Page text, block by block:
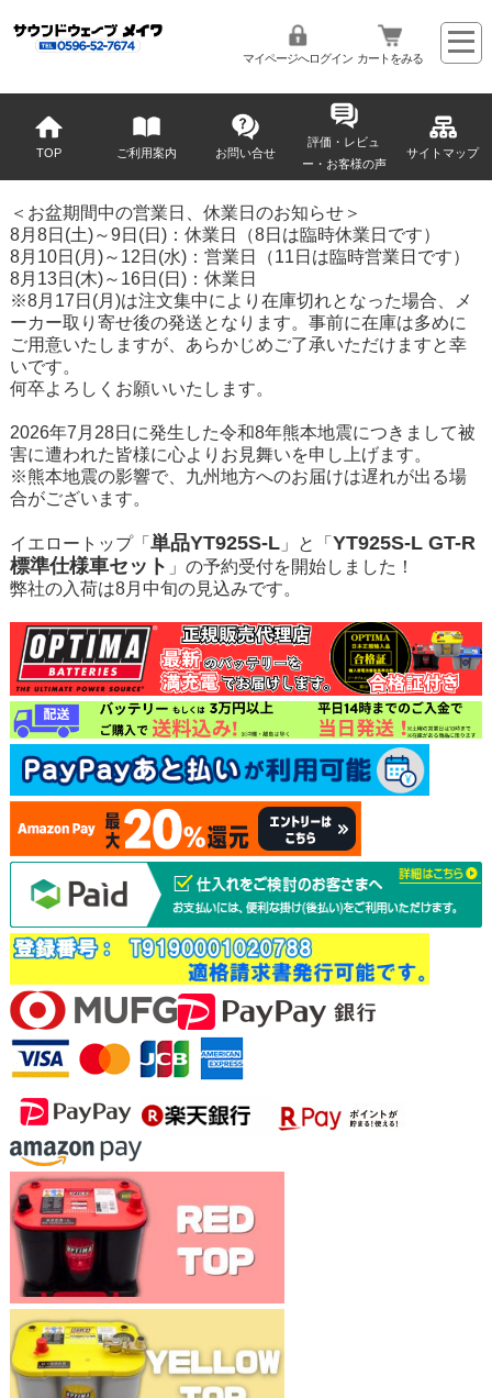
マイページへログイン カートをみる
TOP ご利用案内 お問い合せ
評価・レビュ
ー・お客様の声
サイトマップ
＜お盆期間中の営業日、休業日のお知らせ＞
8月8日(土)～9日(日)：休業日（8日は臨時休業日です）
8月10日(月)～12日(水)：営業日（11日は臨時営業日です）
8月13日(木)～16日(日)：休業日
※8月17日(月)は注文集中により在庫切れとなった場合、メ
ーカー取り寄せ後の発送となります。事前に在庫は多めに
ご用意いたしますが、あらかじめご了承いただけますと幸
いです。
何卒よろしくお願いいたします。
2026年7月28日に発生した令和8年熊本地震につきまして被
害に遭われた皆様に心よりお見舞いを申し上げます。
※熊本地震の影響で、九州地方へのお届けは遅れが出る場
合がございます。
イエロートップ「 単品YT925S-L」と「 YT925S-L GT-R
標準仕様車セット 」の予約受付を開始しました！
弊社の入荷は8月中旬の見込みです。